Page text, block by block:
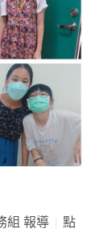
組 報導
點